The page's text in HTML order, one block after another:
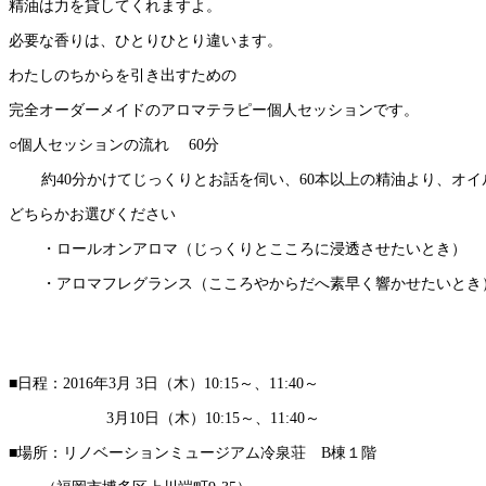
精油は力を貸してくれますよ。
必要な香りは、ひとりひとり違います。
わたしのちからを引き出すための
完全オーダーメイドのアロマテラピー個人セッションです。
○個人セッションの流れ 60分
約40分かけてじっくりとお話を伺い、60本以上の精油より、オイ
どちらかお選びください
・ロールオンアロマ（じっくりとこころに浸透させたいとき）
・アロマフレグランス（こころやからだへ素早く響かせたいとき
■日程：2016年3月 3日（木）10:15～、11:40～
3月10日（木）10:15～、11:40～
■場所：リノベーションミュージアム冷泉荘 B棟１階